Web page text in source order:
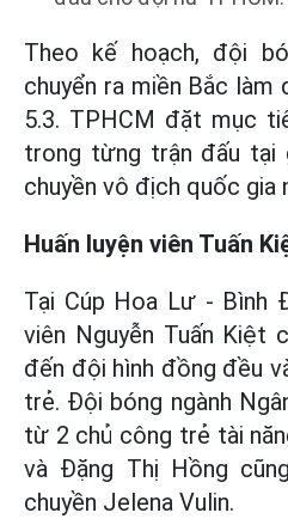
Theo kế hoạch, đội
chuyển ra miền Bắc làm
5.3. TPHCM đặt mục
trong từng trận đấu tại
chuyền vô địch quốc gia
Huấn luyện viên Tuấn
Tại Cúp Hoa Lư - Bình
viên Nguyễn Tuấn Kiệt
đến đội hình đồng đều
trẻ. Đội bóng ngành
từ 2 chủ công trẻ tài
và Đặng Thị Hồng
chuyền Jelena Vulin.